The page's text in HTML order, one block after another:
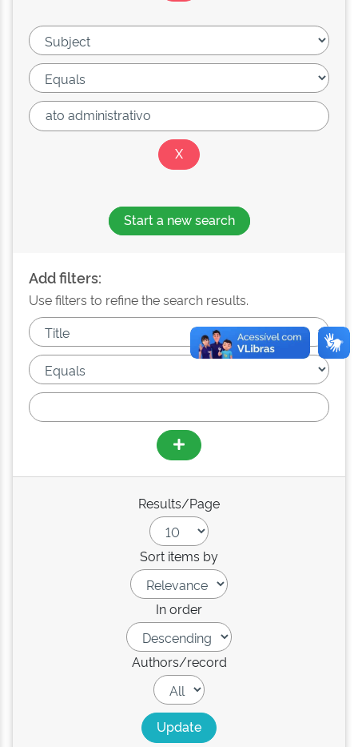
Start a new search
Add filters:
Use filters to refine the search results.
Results/Page
Sort items by
In order
Authors/record